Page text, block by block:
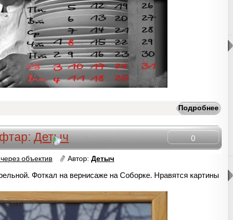
Подробнее
0
Детыч
объектив Автор:Детыч
Фоткал на вернисаже на Соборке. Нравятся картины